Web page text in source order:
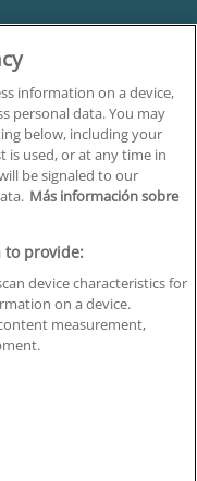
information on a device,
personal data. You may
below, including your
used, or at any time in
be signaled to our
Más información sobre
to provide:
device characteristics for
on a device.
measurement,